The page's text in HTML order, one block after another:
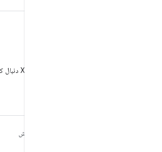
کاوش